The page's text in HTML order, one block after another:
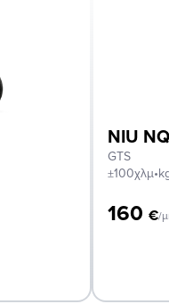
NIU
GTS
±100χλμ•
160 €/